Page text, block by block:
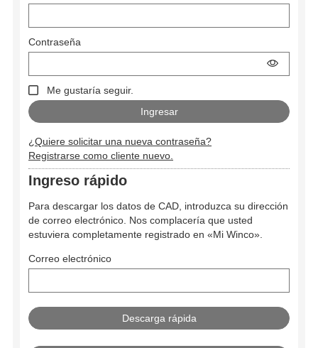
Contraseña
Me gustaría seguir.
¿Quiere solicitar una nueva contraseña?
Registrarse como cliente nuevo.
Ingreso rápido
Para descargar los datos de CAD, introduzca su dirección
de correo electrónico. Nos complacería que usted
estuviera completamente registrado en «Mi Winco».
Correo electrónico